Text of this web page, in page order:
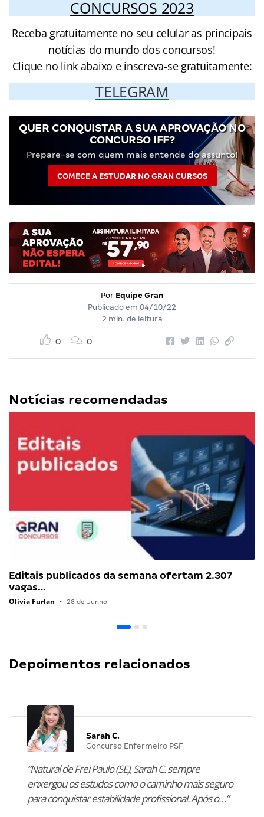
CONCURSOS 2023
Receba gratuitamente no seu celular as principais
notícias do mundo dos concursos!
Clique no link abaixo e inscreva-se gratuitamente:
TELEGRAM
QUER CONQUISTAR A SUA APROVAÇÃO NO
CONCURSO IFF?
Prepare-se com quem mais entende do assunto!
COMECE A ESTUDAR NO GRAN CURSOS
Por Equipe Gran
Publicado em 04/10/22
2 min. de leitura
0 0
Notícias recomendadas
Editais publicados da semana ofertam 2.307
vagas…
Olivia Furlan • 28 de Junho
Depoimentos relacionados
Sarah C.
Concurso Enfermeiro PSF
“Natural de Frei Paulo (SE), Sarah C. sempre
enxergou os estudos como o caminho mais seguro
para conquistar estabilidade profissional. Após o…”